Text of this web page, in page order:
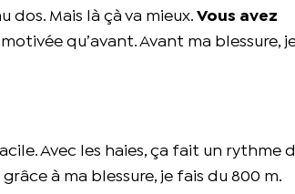
dos. Mais là çà va mieux.Vous avez
qu’avant. Avant ma blessure,
Avec les haies, ça fait un rythme
à ma blessure, je fais du 800 m.